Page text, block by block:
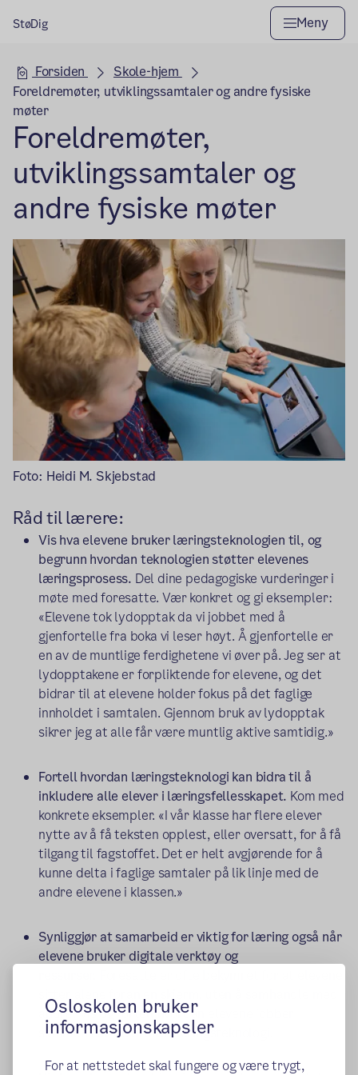
Osloskolen bruker
informasjonskapsler
For at nettstedet skal fungere og være trygt,
StøDig Meny
Hovedseksjon
Forsiden
Skole-hjem
Foreldremøter, utviklingssamtaler og andre fysiske
møter
Foreldremøter,
utviklingssamtaler og
andre fysiske møter
Foto: Heidi M. Skjebstad
Råd til lærere:
Vis hva elevene bruker læringsteknologien til, og
begrunn hvordan teknologien støtter elevenes
læringsprosess. Del dine pedagogiske vurderinger i
møte med foresatte. Vær konkret og gi eksempler:
«Elevene tok lydopptak da vi jobbet med å
gjenfortelle fra boka vi leser høyt. Å gjenfortelle er
en av de muntlige ferdighetene vi øver på. Jeg ser at
lydopptakene er forpliktende for elevene, og det
bidrar til at elevene holder fokus på det faglige
innholdet i samtalen. Gjennom bruk av lydopptak
sikrer jeg at alle får være muntlig aktive samtidig.»
Fortell hvordan læringsteknologi kan bidra til å
inkludere alle elever i læringsfellesskapet. Kom med
konkrete eksempler. «I vår klasse har flere elever
nytte av å få teksten opplest, eller oversatt, for å få
tilgang til fagstoffet. Det er helt avgjørende for å
kunne delta i faglige samtaler på lik linje med de
andre elevene i klassen.»
Synliggjør at samarbeid er viktig for læring også når
elevene bruker digitale verktøy og
sitter alene foran en skjerm, uten å samhandle med
andre. Vis og fortell hvordan elevene jobber
sammen når de bruker læringsteknologi.